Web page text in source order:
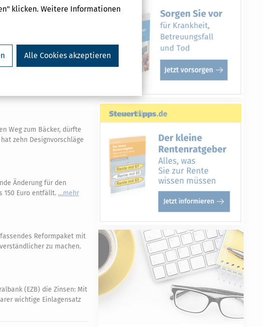
klicken. Weitere Informationen
Alle Cookies akzeptieren
keinen
Weg zum Bäcker, dürfte
zehn Designvorschläge
Änderung für den
150 Euro entfällt.
mehr
Reformpaket mit
zu machen.
(EZB) die Zinsen: Mit
wichtige Einlagensatz